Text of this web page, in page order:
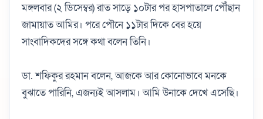
মঙ্গলবার (২ ডিসেম্বর) রাত সাড়ে ১০টার পর হাসপাতালে পৌঁছান
জামায়াত আমির। পরে পৌনে ১১টার দিকে বের হয়ে
সাংবাদিকদের সঙ্গে কথা বলেন তিনি।
ডা. শফিকুর রহমান বলেন, আজকে আর কোনোভাবে মনকে
বুঝাতে পারিনি, এজন্যই আসলাম। আমি উনাকে দেখে এসেছি।